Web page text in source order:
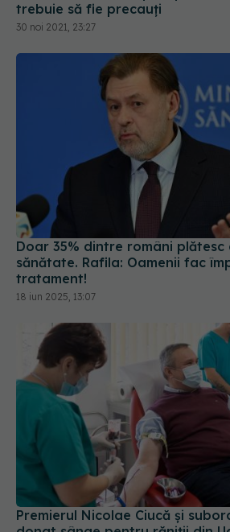
Doar 35% dintre români plătesc
sănătate. Rafila: Oamenii fac
tratament!
18 iun 2025, 13:07
Premierul Nicolae Ciucă și
donat sânge pentru răniții din
27 feb 2022, 13:50